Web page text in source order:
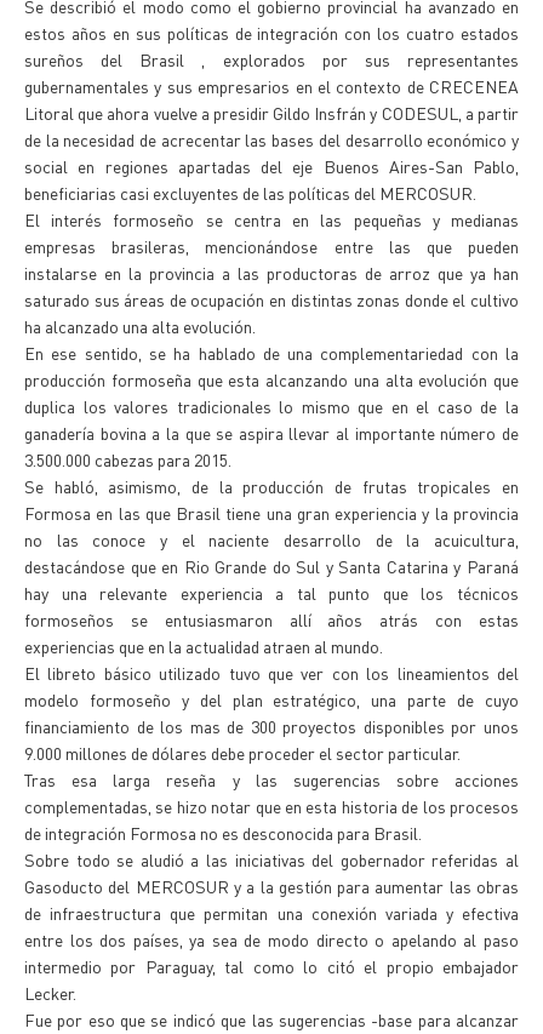
Se describió el modo como el gobierno provincial ha avanzado en
estos años en sus políticas de integración con los cuatro estados
sureños del Brasil , explorados por sus representantes
gubernamentales y sus empresarios en el contexto de CRECENEA
Litoral que ahora vuelve a presidir Gildo Insfrán y CODESUL, a partir
de la necesidad de acrecentar las bases del desarrollo económico y
social en regiones apartadas del eje Buenos Aires-San Pablo,
beneficiarias casi excluyentes de las políticas del MERCOSUR.
El interés formoseño se centra en las pequeñas y medianas
empresas brasileras, mencionándose entre las que pueden
instalarse en la provincia a las productoras de arroz que ya han
saturado sus áreas de ocupación en distintas zonas donde el cultivo
ha alcanzado una alta evolución.
En ese sentido, se ha hablado de una complementariedad con la
producción formoseña que esta alcanzando una alta evolución que
duplica los valores tradicionales lo mismo que en el caso de la
ganadería bovina a la que se aspira llevar al importante número de
3.500.000 cabezas para 2015.
Se habló, asimismo, de la producción de frutas tropicales en
Formosa en las que Brasil tiene una gran experiencia y la provincia
no las conoce y el naciente desarrollo de la acuicultura,
destacándose que en Rio Grande do Sul y Santa Catarina y Paraná
hay una relevante experiencia a tal punto que los técnicos
formoseños se entusiasmaron allí años atrás con estas
experiencias que en la actualidad atraen al mundo.
El libreto básico utilizado tuvo que ver con los lineamientos del
modelo formoseño y del plan estratégico, una parte de cuyo
financiamiento de los mas de 300 proyectos disponibles por unos
9.000 millones de dólares debe proceder el sector particular.
Tras esa larga reseña y las sugerencias sobre acciones
complementadas, se hizo notar que en esta historia de los procesos
de integración Formosa no es desconocida para Brasil.
Sobre todo se aludió a las iniciativas del gobernador referidas al
Gasoducto del MERCOSUR y a la gestión para aumentar las obras
de infraestructura que permitan una conexión variada y efectiva
entre los dos países, ya sea de modo directo o apelando al paso
intermedio por Paraguay, tal como lo citó el propio embajador
Lecker.
Fue por eso que se indicó que las sugerencias -base para alcanzar